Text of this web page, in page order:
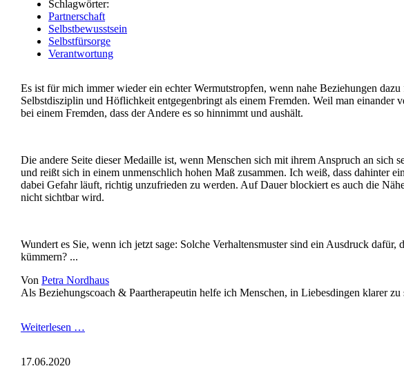
Schlagwörter:
Partnerschaft
Selbstbewusstsein
Selbstfürsorge
Verantwortung
Es ist für mich immer wieder ein echter Wermutstropfen, wenn nahe Beziehungen
Selbstdisziplin und Höflichkeit entgegenbringt als einem Fremden. Weil man einander
bei einem Fremden, dass der Andere es so hinnimmt und aushält.
Die andere Seite dieser Medaille ist, wenn Menschen sich mit ihrem Anspruch an sich
und reißt sich in einem unmenschlich hohen Maß zusammen. Ich weiß, dass dahinter
dabei Gefahr läuft, richtig unzufrieden zu werden. Auf Dauer blockiert es auch die
nicht sichtbar wird.
Wundert es Sie, wenn ich jetzt sage: Solche Verhaltensmuster sind ein Ausdruck
kümmern? ...
Von Petra Nordhaus
Als Beziehungscoach & Paartherapeutin helfe ich Menschen, in Liebesdingen klarer zu
Weiterlesen …
17.06.2020